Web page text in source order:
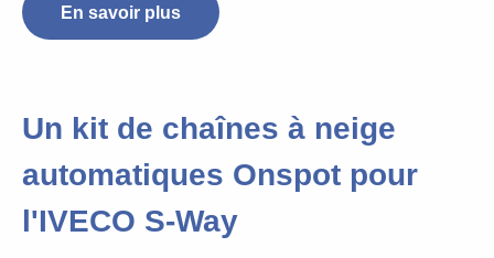
En savoir plus
Un kit de chaînes à neige
automatiques Onspot pour
l'IVECO S-Way